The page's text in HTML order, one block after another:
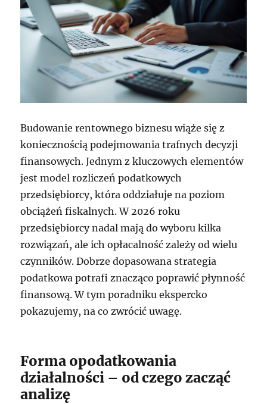
Budowanie rentownego biznesu wiąże się z
koniecznością podejmowania trafnych decyzji
finansowych. Jednym z kluczowych elementów
jest model rozliczeń podatkowych
przedsiębiorcy, która oddziałuje na poziom
obciążeń fiskalnych. W 2026 roku
przedsiębiorcy nadal mają do wyboru kilka
rozwiązań, ale ich opłacalność zależy od wielu
czynników. Dobrze dopasowana strategia
podatkowa potrafi znacząco poprawić płynność
finansową. W tym poradniku ekspercko
pokazujemy, na co zwrócić uwagę.
Forma opodatkowania
działalności – od czego zacząć
analizę